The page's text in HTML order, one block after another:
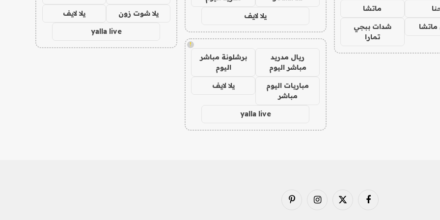
ماتشا
شدات ببجي
تمارا
يلا لايف
!
ريال مدريد
مباشر اليوم
برشلونة مباشر
اليوم
مباريات اليوم
مباشر
يلا لايف
yalla live
يلا شوت زون يلا لايف
yalla live
فيسبوك X
الانستغرامبينتيريست